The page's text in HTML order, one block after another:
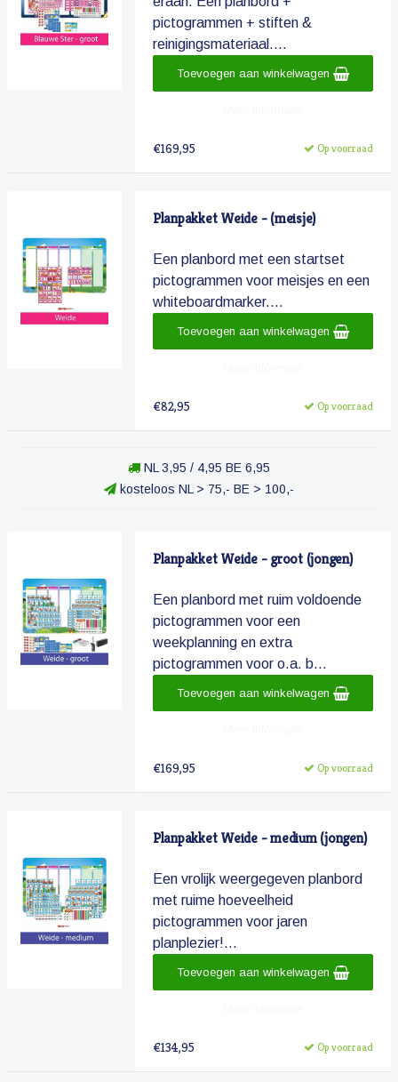
pictogrammen + stiften &
reinigingsmateriaal....
€169,95 Op voorraad
Toevoegen aan winkelwagen
Planpakket Weide - (meisje)
Een planbord met een startset
pictogrammen voor meisjes en een
whiteboardmarker....
€82,95 Op voorraad
Toevoegen aan winkelwagen
NL 3,95 / 4,95 BE 6,95
kosteloos NL > 75,- BE > 100,-
Planpakket Weide - groot (jongen)
Een planbord met ruim voldoende
pictogrammen voor een
weekplanning en extra
pictogrammen voor o.a. b...
€169,95 Op voorraad
Toevoegen aan winkelwagen
Planpakket Weide - medium (jongen)
Een vrolijk weergegeven planbord
met ruime hoeveelheid
pictogrammen voor jaren
planplezier!...
€134,95 Op voorraad
Toevoegen aan winkelwagen